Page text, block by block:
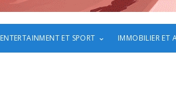
ENTERTAINMENT ET SPORT IMMOBILIER ET